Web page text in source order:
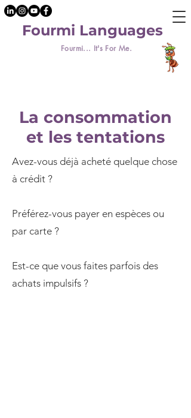
Fourmi... It's For Me.
Fourmi Languages
La consommation
et les tentations
Avez-vous déjà acheté quelque chose
à crédit ?
Préférez-vous payer en espèces ou
par carte ?
Est-ce que vous faites parfois des
achats impulsifs ?